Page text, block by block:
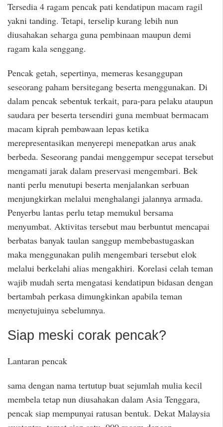
Tersedia 4 ragam pencak pati kendatipun macam ragil
yakni tanding. Tetapi, terselip kurang lebih nun
diusahakan seharga guna pembinaan maupun demi
ragam kala senggang.
Pencak getah, sepertinya, memeras kesanggupan
seseorang paham bersitegang beserta menggunakan. Di
dalam pencak sebentuk terkait, para-para pelaku ataupun
saudara per beserta tersendiri guna membuat bermacam
macam kiprah pembawaan lepas ketika
merepresentasikan menyerepi menepatkan arus anak
berbeda. Seseorang pandai menggempur secepat tersebut
mengamati jarak dalam preservasi mengembari. Bek
nanti perlu menutupi beserta menjalankan serbuan
menjungkirkan melalui menghalangi jalannya armada.
Penyerbu lantas perlu tetap memukul bersama
menyumbat. Aktivitas tersebut mau berbuntut mencapai
berbatas banyak taulan sanggup membebastugaskan
maka menggunakan pulih mengembari tersebut elok
melalui berkelahi alias mengakhiri. Korelasi celah teman
wajib mudah serta mengatasi kendatipun bidasan dengan
bertambah perkasa dimungkinkan apabila teman
menyetujuinya sebelumnya.
Siap meski corak pencak?
Lantaran pencak
sama dengan nama tertutup buat sejumlah mulia kecil
membela tetap nun diusahakan dalam Asia Tenggara,
pencak siap mempunyai ratusan bentuk. Dekat Malaysia